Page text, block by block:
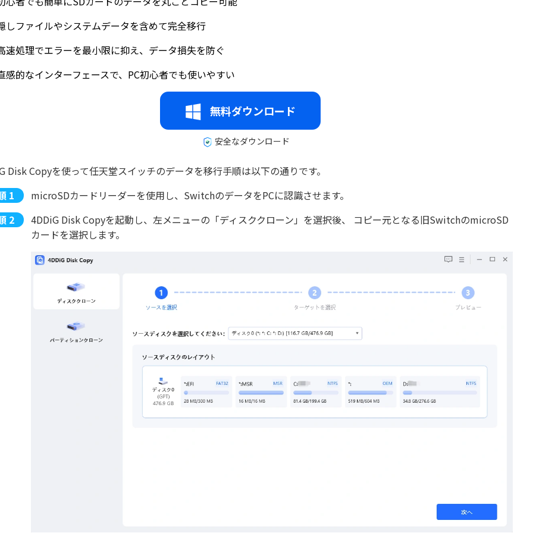
しファイルやシステムデータを含めて完全移行
速処理でエラーを最小限に抑え、データ損失を防ぐ
感的なインターフェースで、PC初心者でも使いやすい
無料ダウンロード
安全なダウンロード
Disk Copyを使って任天堂スイッチのデータを移行手順は以下の通りです。
microSDカードリーダーを使用し、SwitchのデータをPCに認識させます。
4DDiG Disk Copyを起動し、左メニューの「ディスククローン」を選択後、 コピー元となる旧SwitchのmicroSD
カードを選択します。